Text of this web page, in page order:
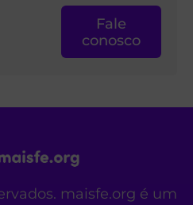
Fale
conosco
maisfe.org é um